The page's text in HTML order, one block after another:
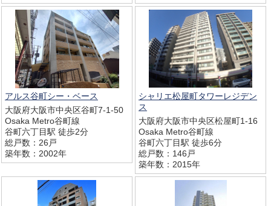
アルス谷町シー・ベース
大阪府大阪市中央区谷町7-1-50
Osaka Metro谷町線
谷町六丁目駅 徒歩2分
総戸数：26戸
築年数：2002年
シャリエ松屋町タワーレジデン
ス
大阪府大阪市中央区松屋町1-16
Osaka Metro谷町線
谷町六丁目駅 徒歩6分
総戸数：146戸
築年数：2015年